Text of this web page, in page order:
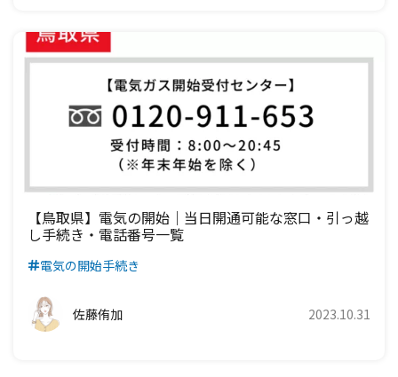
【鳥取県】電気の開始｜当日開通可能な窓口・引っ越
し手続き・電話番号一覧
電気の開始手続き
佐藤侑加 2023.10.31